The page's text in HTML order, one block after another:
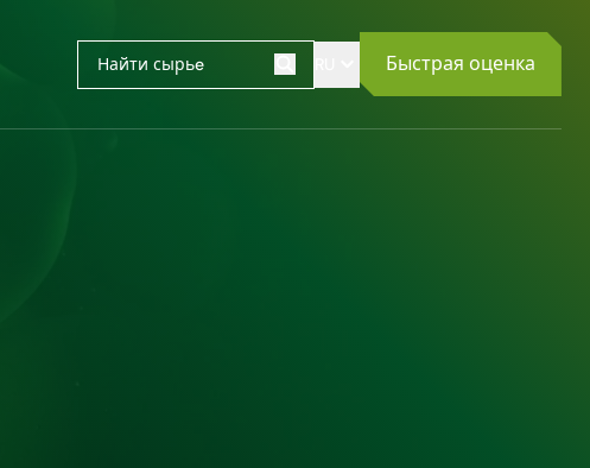
Быстрая оценка